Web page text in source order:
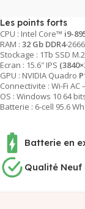
Les points forts
CPU : Intel Core™ i9-
RAM : 32 Gb DDR4-
Stockage : 1Tb SSD
Ecran : 15.6″ IPS
GPU : NVIDIA Quadro
Connectivite : Wi-Fi AC
OS : Windows 10 64
Batterie : 6-cell 95.6
Batterie en
Qualité